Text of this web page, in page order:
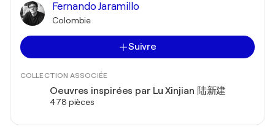
Fernando Jaramillo
Colombie
Suivre
COLLECTION ASSOCIÉE
Oeuvres inspirées par Lu Xinjian 陆新建
478 pièces